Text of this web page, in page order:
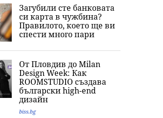
Загубили сте банковата
си карта в чужбина?
Правилото, което ще ви
спести много пари
От Пловдив до Milan
Design Week: Как
ROOMSTUDIO създава
български high-end
дизайн
biss.bg